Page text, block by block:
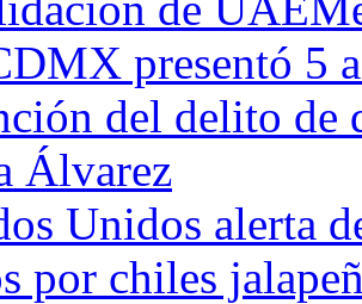
presentó 5
del delito de
Álvarez
Unidos alerta
por chiles